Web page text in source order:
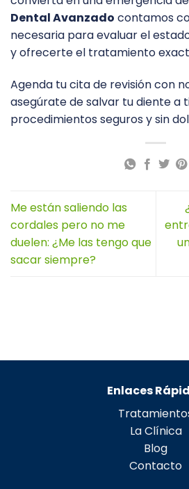
Dental Avanzado contamos
necesaria para evaluar el
y ofrecerte el tratamiento
Agenda tu cita de revisión con
asegúrate de salvar tu diente a
procedimientos seguros y sin
Me están saliendo las
cordales pero no me
duelen: ¿Me las tengo que
sacar siempre?
Enlaces
La Clínica
Blog
Contacto